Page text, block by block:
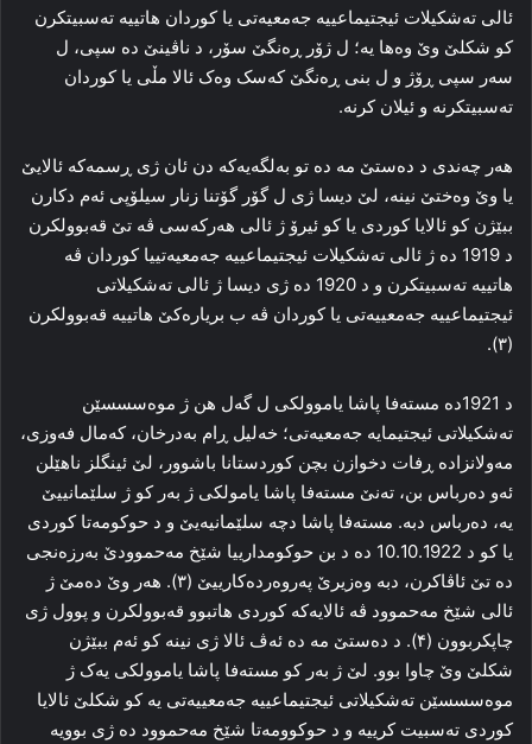
ئالی ته‌شکیلات ئیجتیماعییه‌ جه‌معیه‌تی یا کوردان هاتییه‌ ته‌سبیتکرن
کو شکلێ وێ وه‌ها یه‌؛ ل ژۆر ڕه‌نگێ سۆر، د ناڤینێ ده‌ سپی، ل
سه‌ر سپی ڕۆژ و ل بنی ڕه‌نگێ که‌سک وه‌ک ئالا مڵی یا کوردان
ته‌سبیتکرنه‌ و ئیلان کرنه‌.
هه‌ر چه‌ندی د ده‌ستێ مه‌ ده‌ تو به‌لگه‌یه‌که‌ دن ئان ژی ڕسمه‌که‌ ئالایێ
یا وێ وه‌ختێ نینە، لێ دیسا ژی ل گۆر گۆتنا زنار سیلۆپی ئه‌م دکارن
ببێژن کو ئالایا کوردی یا کو ئیرۆ ژ ئالی هه‌رکه‌سی ڤه‌ تێ قه‌بوولکرن
د 1919 ده‌ ژ ئالی ته‌شکیلات ئیجتیماعییه‌ جه‌معیه‌تییا کوردان ڤه‌
هاتییه‌ ته‌سبیتکرن و د 1920 ده‌ ژی دیسا ژ ئالی ته‌شکیلاتی
ئیجتیماعییه‌ جه‌معییه‌تی یا کوردان ڤه‌ ب بریاره‌کێ هاتییه‌ قه‌بوولکرن
(۳).
د 1921ده‌ مسته‌فا پاشا یاموولکی ل گه‌ل هن ژ موه‌سسسێن
ته‌شکیلاتی ئیجتیمایه‌ جه‌معیه‌تی؛ خه‌لیل ڕام به‌درخان، که‌مال فه‌وزی،
مه‌ولانزاده‌ ڕفات دخوازن بچن کوردستانا باشوور، لێ ئینگلز ناهێلن
ئه‌و ده‌رباس بن، ته‌نێ مسته‌فا پاشا یامولکی ژ به‌ر کو ژ سلێمانییێ
یه‌، ده‌رباس دبه‌. مسته‌فا پاشا دچه‌ سلێمانیه‌یێ و د حوکومه‌تا کوردی
یا کو د 10.10.1922 ده‌ د بن حوکومدارییا شێخ مەحموودێ به‌رزه‌نجی
ده‌ تێ ئاڤاکرن، دبه‌ وه‌زیرێ په‌روه‌رده‌کارییێ (۳). هه‌ر وێ ده‌مێ ژ
ئالی شێخ مه‌حموود ڤه‌ ئالایه‌که‌ کوردی هاتبوو قه‌بوولکرن و پوول ژی
چاپکربوون (۴). د ده‌ستێ مه‌ ده‌ ئه‌ڤ ئالا ژی نینە کو ئه‌م ببێژن
شکلێ وێ چاوا بوو. لێ ژ به‌ر کو مسته‌فا پاشا یاموولکی یه‌ک ژ
موه‌سسسێن ته‌شکیلاتی ئیجتیماعییه‌ جه‌معییه‌تی یه‌ کو شکلێ ئالایا
کوردی ته‌سبیت کرییه‌ و د حوکوومه‌تا شێخ مه‌حموود ده‌ ژی بوویه‌